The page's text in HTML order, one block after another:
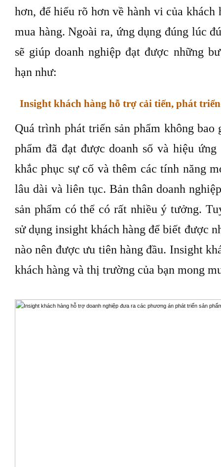
hơn, để hiểu rõ hơn về hành vi của
mua hàng. Ngoài ra, ứng dụng đúng lúc
sẽ giúp doanh nghiệp đạt được những
hạn như:
Insight khách hàng hỗ trợ cải tiến, phát
Quá trình phát triển sản phẩm không
phẩm đã đạt được doanh số và hiệu
khắc phục sự cố và thêm các tính năng
lâu dài và liên tục. Bản thân doanh
sản phẩm có thể có rất nhiều ý tưởng.
sử dụng insight khách hàng để biết được
nào nên được ưu tiên hàng đầu. Insight
khách hàng và thị trường của bạn mong